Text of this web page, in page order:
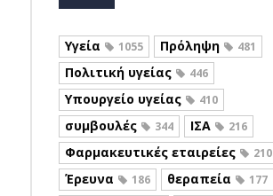
Υγεία 1055 Πρόληψη 481
Πολιτική υγείας 446
Υπουργείο υγείας 410
συμβουλές 344 ΙΣΑ 216
Φαρμακευτικές εταιρείες 210
Έρευνα 186 θεραπεία 177